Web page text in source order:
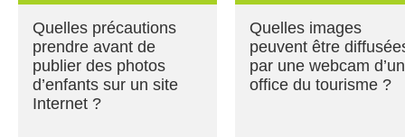
Quelles précautions
prendre avant de
publier des photos
d’enfants sur un site
Internet ?
Quelles images
peuvent être
par une webcam d’un
office du tourisme ?